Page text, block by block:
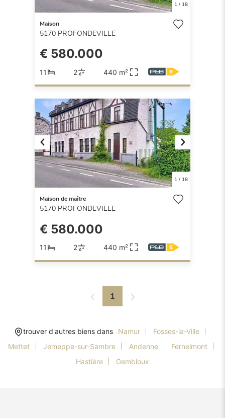
1/ 18
Maison
5170 PROFONDEVILLE
€ 580.000
11 2 440 m²
Previous Next
1/ 18
Maison de maître
5170 PROFONDEVILLE
€ 580.000
11 2 440 m²
1
trouver d'autres biens dans Namur
Fosses-la-Ville
Mettet
Jemeppe-sur-Sambre Andenne
Fernelmont
Hastière
Gembloux